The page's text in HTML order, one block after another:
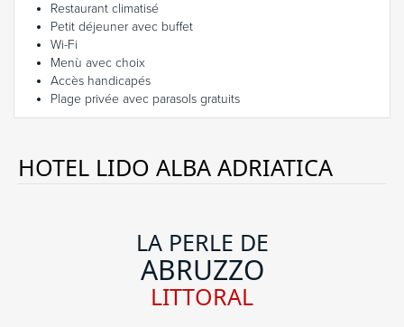
Restaurant climatisé
Petit déjeuner avec buffet
Wi-Fi
Menù avec choix
Accès handicapés
Plage privée avec parasols gratuits
HOTEL LIDO ALBA ADRIATICA
LA PERLE DE
ABRUZZO
LITTORAL